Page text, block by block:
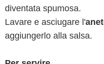
diventata spumosa.
Lavare e asciugare l'
aggiungerlo alla salsa.